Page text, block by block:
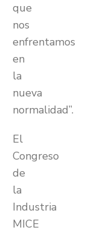
que
nos
enfrentamos
en
la
nueva
normalidad”.
El
Congreso
de
la
Industria
MICE